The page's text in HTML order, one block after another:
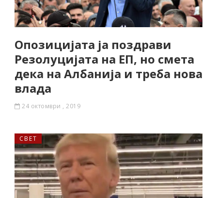
Опозицијата ја поздрави
Резолуцијата на ЕП, но смета
дека на Албанија и треба нова
влада
24 октомври , 2019
СВЕТ